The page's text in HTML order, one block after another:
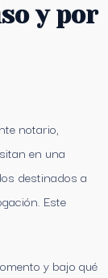
y por
notario,
en una
destinados a
Este
y bajo qué